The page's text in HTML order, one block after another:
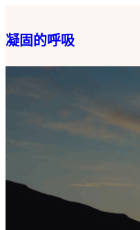
至
主
凝固的呼吸